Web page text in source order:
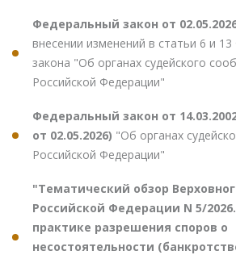
Федеральный закон от
внесении изменений в статьи 6 и
закона "Об органах судейского
Российской Федерации"
Федеральный закон от
от 02.05.2026) "Об органах
Российской Федерации"
"Тематический обзор
Российской Федерации N 5/
практике разрешения споров о
несостоятельности